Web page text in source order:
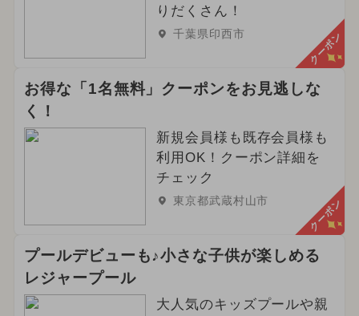
りだくさん！
千葉県印西市 クーポン
お得な「1名無料」クーポンをお見逃しな
く！
新規会員様も既存会員様も
利用OK！クーポン詳細を
チェック
東京都武蔵村山市 クーポン
プールデビューも♪小さな子供が楽しめる
レジャープール
大人気のキッズプールや親